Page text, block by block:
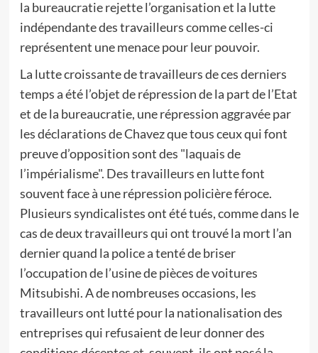
la bureaucratie rejette l’organisation et la lutte
indépendante des travailleurs comme celles-ci
représentent une menace pour leur pouvoir.
La lutte croissante de travailleurs de ces derniers
temps a été l’objet de répression de la part de l’Etat
et de la bureaucratie, une répression aggravée par
les déclarations de Chavez que tous ceux qui font
preuve d’opposition sont des "laquais de
l’impérialisme". Des travailleurs en lutte font
souvent face à une répression policière féroce.
Plusieurs syndicalistes ont été tués, comme dans le
cas de deux travailleurs qui ont trouvé la mort l’an
dernier quand la police a tenté de briser
l’occupation de l’usine de pièces de voitures
Mitsubishi. A de nombreuses occasions, les
travailleurs ont lutté pour la nationalisation des
entreprises qui refusaient de leur donner des